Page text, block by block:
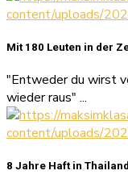
Mit 180 Leuten in der
"Entweder du wirst
wieder raus" ...
8 Jahre Haft in Thailand